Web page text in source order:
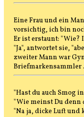
Eine Frau und ein
vorsichtig, ich bin
Er ist erstaunt: "Wie?
"Ja", antwortet sie,
zweiter Mann war
Briefmarkensammler
"Hast du auch Smog
"Wie meinst Du denn
"Na ja, dicke Luft und